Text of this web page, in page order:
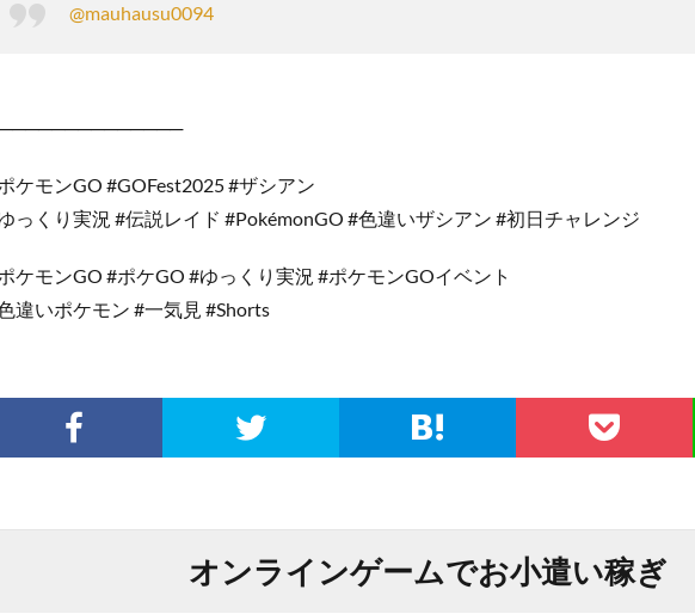
@mauhausu0094
ケモンGO #GOFest2025 #ザシアン
っくり実況 #伝説レイド #PokémonGO #色違いザシアン #初日チャレンジ
ケモンGO #ポケGO #ゆっくり実況 #ポケモンGOイベント
違いポケモン #一気見 #Shorts
オンラインゲームでお小遣い稼ぎ